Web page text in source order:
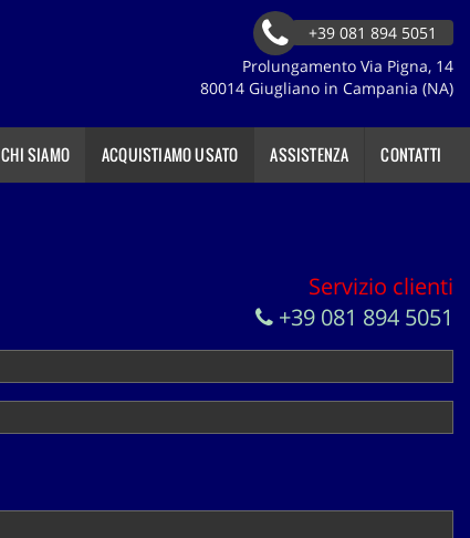
+39 081 894 5051
Prolungamento Via Pigna, 14
80014 Giugliano in Campania (NA)
CHI SIAMO ACQUISTIAMO USATO ASSISTENZA CONTATTI
Servizio clienti
+39 081 894 5051